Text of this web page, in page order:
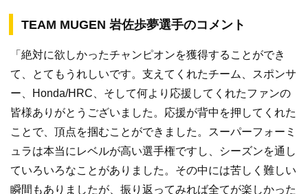
TEAM MUGEN 岩佐歩夢選手のコメント
「絶対に欲しかったチャンピオンを獲得することができ
て、とてもうれしいです。支えてくれたチーム、スポンサ
ー、Honda/HRC、そして何より応援してくれたファンの
皆様ありがとうございました。応援が背中を押してくれた
ことで、頂点を掴むことができました。スーパーフォーミ
ュラは本当にレベルが高い選手権ですし、シーズンを通し
ていろいろなことがありました。その中には苦しく難しい
瞬間もありましたが、振り返ってみれば全てが楽しかった